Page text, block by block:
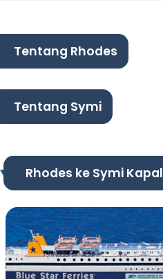
Tentang Rhodes
Tentang Symi
Rhodes ke Symi Kapal